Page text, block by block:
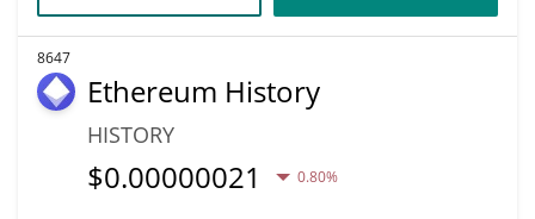
8647
Ethereum History
HISTORY
$0.00000021 0.80%